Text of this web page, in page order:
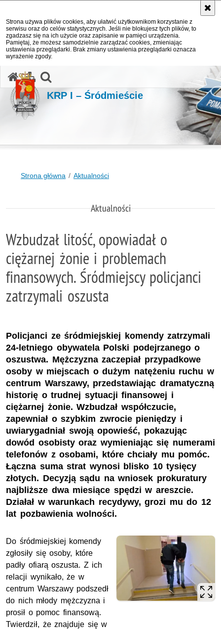
Strona używa plików cookies, aby ułatwić użytkownikom korzystanie z
serwisu oraz do celów statystycznych. Jeśli nie blokujesz tych plików, to
zgadzasz się na ich użycie oraz zapisanie w pamięci urządzenia.
Pamiętaj, że możesz samodzielnie zarządzać cookies, zmieniając
ustawienia przeglądarki. Brak zmiany ustawienia przeglądarki oznacza
wyrażenie zgody.
KRP I – Śródmieście
Strona główna Aktualności
Aktualności
Wzbudzał litość, opowiadał o
ciężarnej żonie i problemach
finansowych. Śródmiejscy policjanci
zatrzymali oszusta
Policjanci ze śródmiejskiej komendy zatrzymali
24-letniego obywatela Polski podejrzanego o
oszustwa. Mężczyzna zaczepiał przypadkowe
osoby w miejscach o dużym natężeniu ruchu w
centrum Warszawy, przedstawiając dramatyczną
historię o trudnej sytuacji finansowej i
ciężarnej żonie. Wzbudzał współczucie,
zapewniał o szybkim zwrocie pieniędzy i
uwiarygadniał swoją opowieść, pokazując
dowód osobisty oraz wymieniając się numerami
telefonów z osobami, które chciały mu pomóc.
Łączna suma strat wynosi blisko 10 tysięcy
złotych. Decyzją sądu na wniosek prokuratury
najbliższe dwa miesiące spędzi w areszcie.
Działał w warunkach recydywy, grozi mu do 12
lat pozbawienia wolności.
Do śródmiejskiej komendy
zgłosiły się osoby, które
padły ofiarą oszusta. Z ich
relacji wynikało, że w
centrum Warszawy podszedł
do nich młody mężczyzna i
prosił o pomoc finansową.
Twierdził, że znajduje się w